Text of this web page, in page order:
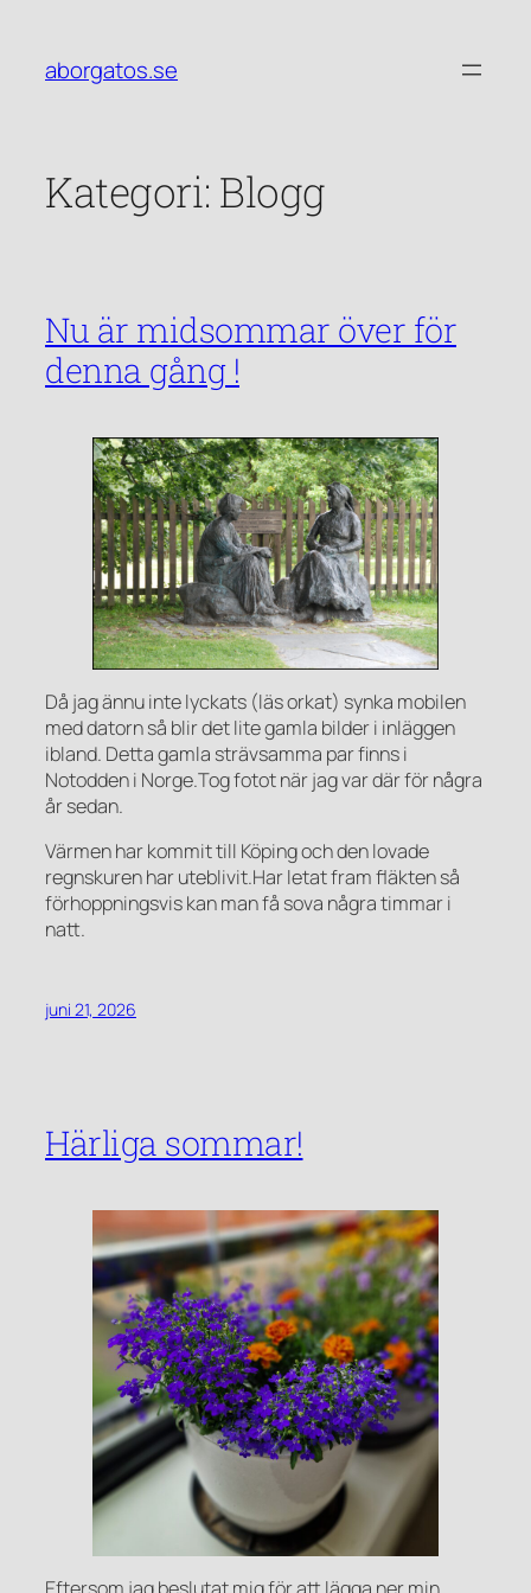
innehåll
aborgatos.se
Kategori: Blogg
Nu är midsommar över för
denna gång !
Då jag ännu inte lyckats (läs orkat) synka mobilen
med datorn så blir det lite gamla bilder i inläggen
ibland. Detta gamla strävsamma par finns i
Notodden i Norge.Tog fotot när jag var där för några
år sedan.
Värmen har kommit till Köping och den lovade
regnskuren har uteblivit.Har letat fram fläkten så
förhoppningsvis kan man få sova några timmar i
natt.
juni 21, 2026
Härliga sommar!